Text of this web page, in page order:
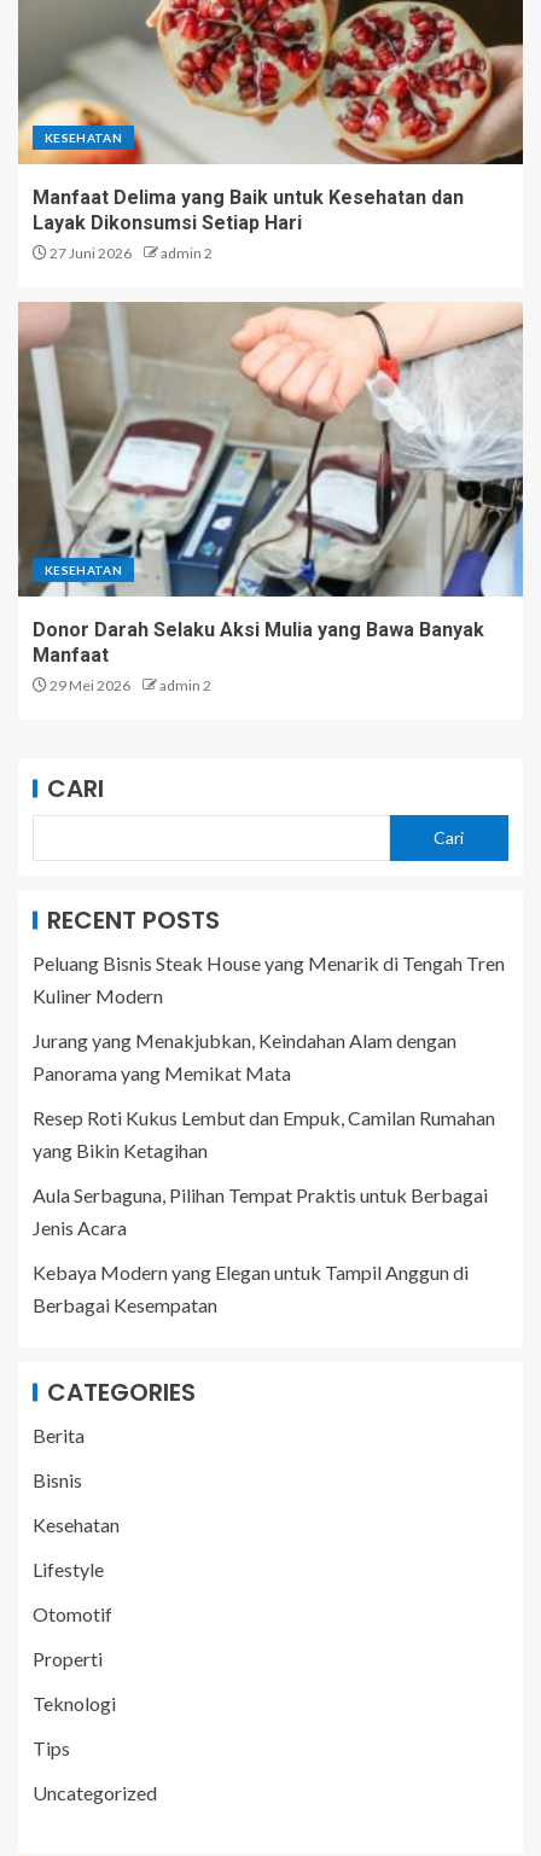
KESEHATAN
Manfaat Delima yang Baik untuk Kesehatan dan
Layak Dikonsumsi Setiap Hari
27 Juni 2026 admin 2
KESEHATAN
Donor Darah Selaku Aksi Mulia yang Bawa Banyak
Manfaat
29 Mei 2026 admin 2
CARI
Cari
RECENT POSTS
Peluang Bisnis Steak House yang Menarik di Tengah Tren
Kuliner Modern
Jurang yang Menakjubkan, Keindahan Alam dengan
Panorama yang Memikat Mata
Resep Roti Kukus Lembut dan Empuk, Camilan Rumahan
yang Bikin Ketagihan
Aula Serbaguna, Pilihan Tempat Praktis untuk Berbagai
Jenis Acara
Kebaya Modern yang Elegan untuk Tampil Anggun di
Berbagai Kesempatan
CATEGORIES
Berita
Bisnis
Kesehatan
Lifestyle
Otomotif
Properti
Teknologi
Tips
Uncategorized